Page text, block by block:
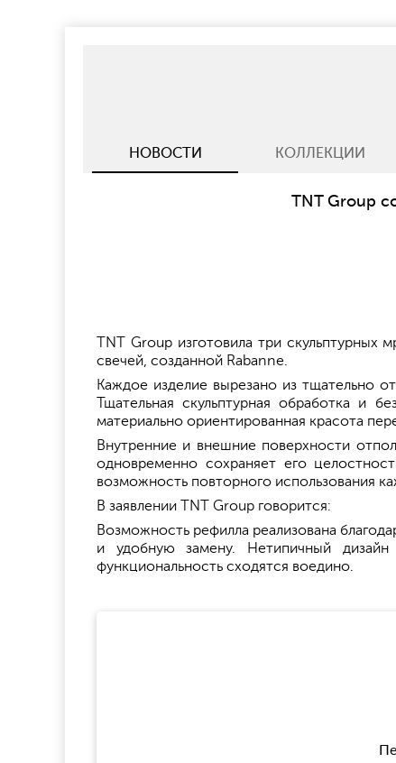
НОВОСТИ КОЛЛЕКЦИИ
TNT Group
TNT Group изготовила три
свечей, созданной Rabanne.
Каждое изделие вырезано из тщательно
Тщательная скульптурная обработка и
материально ориентированная красота
Внутренние и внешние поверхности
одновременно сохраняет его
возможность повторного использования
В заявлении TNT Group говорится:
Возможность рефилла реализована
и удобную замену. Нетипичный
функциональность сходятся воедино.